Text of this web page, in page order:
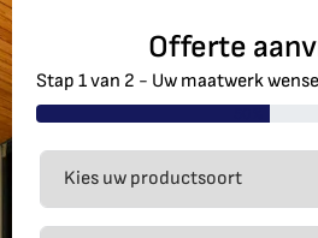
Offerte
Stap 1 van 2 - Uw maatwerk